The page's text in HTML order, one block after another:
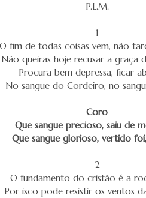
P.L.M.
1
O fim de todas coisas vem, não
Não queiras hoje recusar a graça
Procura bem depressa, ficar
No sangue do Cordeiro, no
Coro
Que sangue precioso, saiu de
Que sangue glorioso, vertido
2
O fundamento do cristão é a
Por isco pode resistir os ventos